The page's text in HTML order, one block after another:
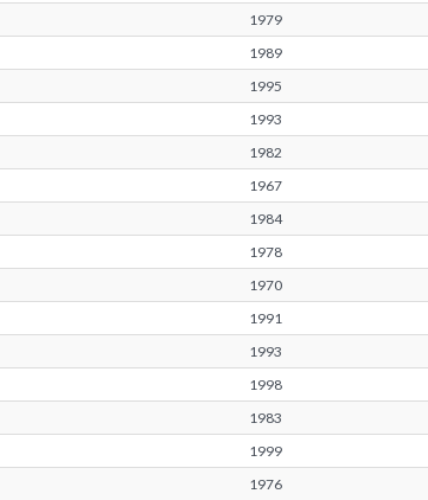
1979
1989
1995
1993
1982
1967
1984
1978
1970
1991
1993
1998
1983
1999
1976